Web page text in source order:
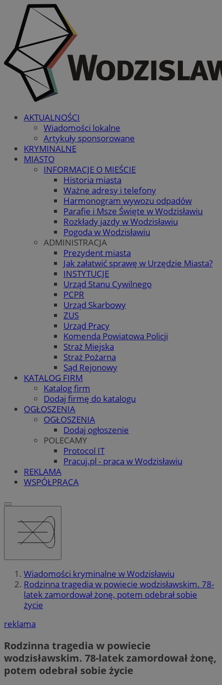
AKTUALNOŚCI
Wiadomości lokalne
Artykuły sponsorowane
KRYMINALNE
MIASTO
INFORMACJE O MIEŚCIE
Historia miasta
Ważne adresy i telefony
Harmonogram wywozu odpadów
Parafie i Msze Święte w Wodzisławiu
Rozkłady jazdy w Wodzisławiu
Pogoda w Wodzisławiu
ADMINISTRACJA
Prezydent miasta
Jak załatwić sprawę w Urzędzie Miasta?
INSTYTUCJE
Urząd Stanu Cywilnego
PCPR
Urząd Skarbowy
ZUS
Urząd Pracy
Komenda Powiatowa Policji
Straż Miejska
Straż Pożarna
Sąd Rejonowy
KATALOG FIRM
Katalog firm
Dodaj firmę do katalogu
OGŁOSZENIA
OGŁOSZENIA
Dodaj ogłoszenie
POLECAMY
Protocol IT
Pracuj.pl - praca w Wodzisławiu
REKLAMA
WSPÓŁPRACA
Wiadomości kryminalne w Wodzisławiu
Rodzinna tragedia w powiecie wodzisławskim. 78-
latek zamordował żonę, potem odebrał sobie
życie
reklama
Rodzinna tragedia w powiecie
wodzisławskim. 78-latek zamordował żonę,
potem odebrał sobie życie